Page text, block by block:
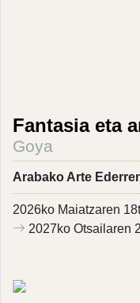
Fantasia eta
Goya
Arabako Arte
2026ko Maiatzaren
2027ko Otsailaren